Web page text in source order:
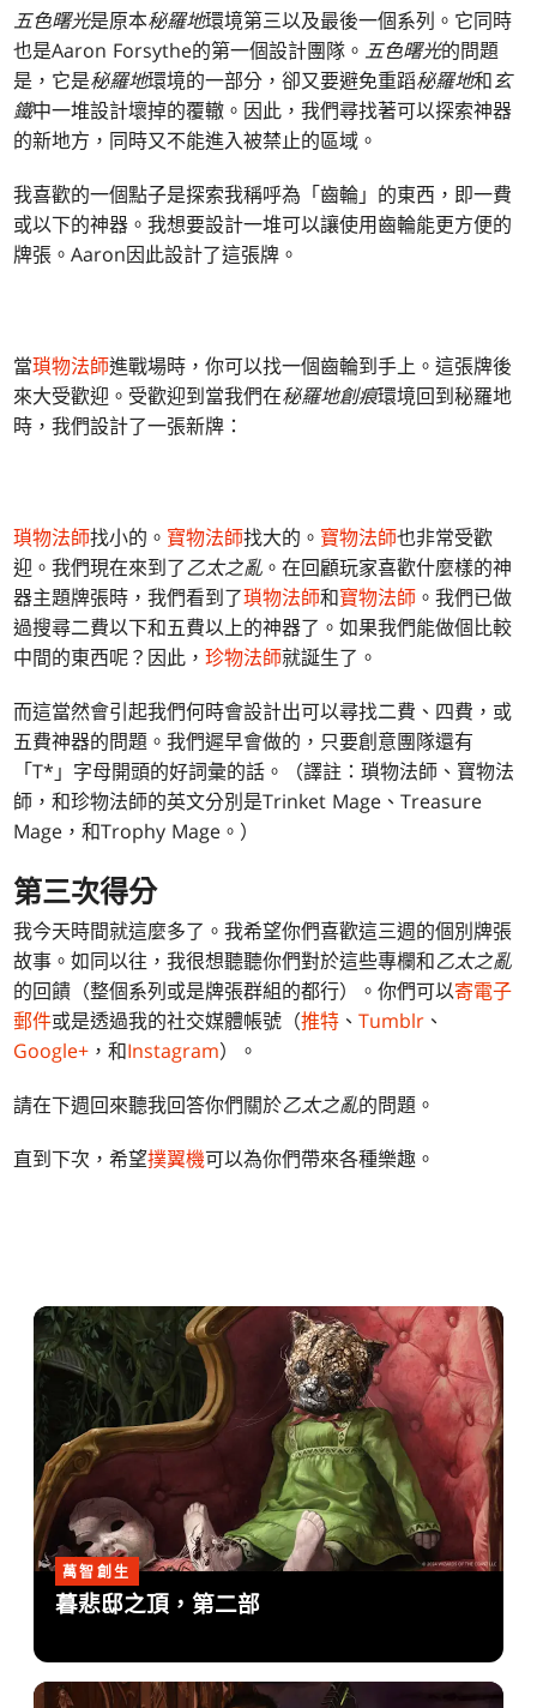
五色曙光是原本秘羅地環境第三以及最後一個系列。它同時
也是Aaron Forsythe的第一個設計團隊。 五色曙光的問題
是，它是秘羅地環境的一部分，卻又要避免重蹈秘羅地和玄
鐵中一堆設計壞掉的覆轍。因此，我們尋找著可以探索神器
的新地方，同時又不能進入被禁止的區域。
我喜歡的一個點子是探索我稱呼為「齒輪」的東西，即一費
或以下的神器。我想要設計一堆可以讓使用齒輪能更方便的
牌張。Aaron因此設計了這張牌。
當瑣物法師進戰場時，你可以找一個齒輪到手上。這張牌後
來大受歡迎。受歡迎到當我們在秘羅地創痕環境回到秘羅地
時，我們設計了一張新牌：
瑣物法師找小的。 寶物法師找大的。 寶物法師也非常受歡
迎。我們現在來到了乙太之亂 。在回顧玩家喜歡什麼樣的神
器主題牌張時，我們看到了瑣物法師和寶物法師 。我們已做
過搜尋二費以下和五費以上的神器了。如果我們能做個比較
中間的東西呢？因此，珍物法師就誕生了。
而這當然會引起我們何時會設計出可以尋找二費、四費，或
五費神器的問題。我們遲早會做的，只要創意團隊還有
「T*」字母開頭的好詞彙的話。（譯註：瑣物法師、寶物法
師，和珍物法師的英文分別是Trinket Mage、Treasure
Mage，和Trophy Mage。）
第三次得分
我今天時間就這麼多了。我希望你們喜歡這三週的個別牌張
故事。如同以往，我很想聽聽你們對於這些專欄和乙太之亂
的回饋（整個系列或是牌張群組的都行）。你們可以寄電子
郵件或是透過我的社交媒體帳號（推特 、Tumblr 、
Google+ ，和Instagram）。
請在下週回來聽我回答你們關於乙太之亂的問題。
直到下次，希望撲翼機可以為你們帶來各種樂趣。
萬智創生
暮悲邸之頂，第二部